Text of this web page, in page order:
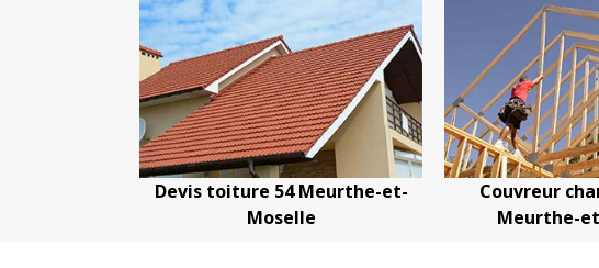
toiture 54 Meurthe-et-
Couvreur charpentier 54
Meurthe-et-Moselle